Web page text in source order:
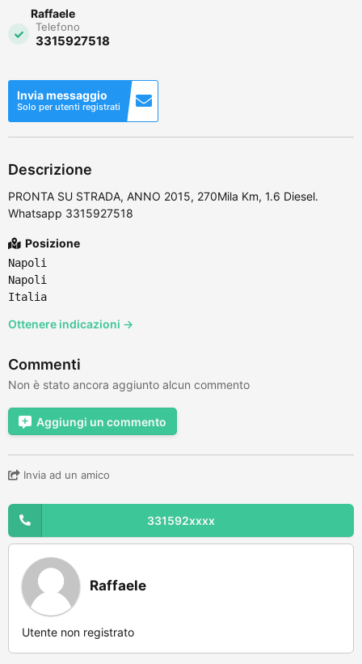
Raffaele
Telefono
3315927518
Invia messaggio
Solo per utenti registrati
Descrizione
PRONTA SU STRADA, ANNO 2015, 270Mila Km, 1.6 Diesel.
Whatsapp 3315927518
Posizione
Napoli
Napoli
Italia
Ottenere indicazioni →
Commenti
Non è stato ancora aggiunto alcun commento
Aggiungi un commento
Invia ad un amico
331592xxxx
Raffaele
Utente non registrato